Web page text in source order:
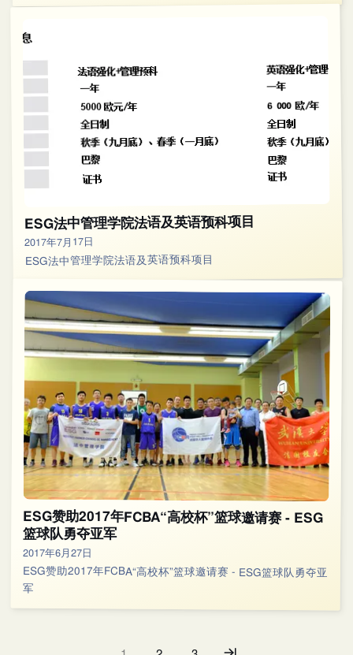
ESG法中管理学院法语及英语预科项目
2017年7月17日
ESG法中管理学院法语及英语预科项目
ESG赞助2017年FCBA“高校杯”篮球邀请赛 - ESG
篮球队勇夺亚军
2017年6月27日
ESG赞助2017年FCBA“高校杯”篮球邀请赛 - ESG篮球队勇夺亚
军